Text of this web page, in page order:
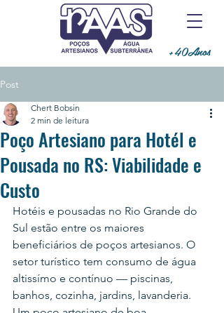
+40Anos
Post
Poço Artesiano para Hotél e
Pousada no RS: Viabilidade e
Custo
Chert Bobsin
2 min de leitura
Hotéis e pousadas no Rio Grande do
Sul estão entre os maiores
beneficiários de poços artesianos. O
setor turístico tem consumo de água
altissímo e contínuo — piscinas,
banhos, cozinha, jardins, lavanderia.